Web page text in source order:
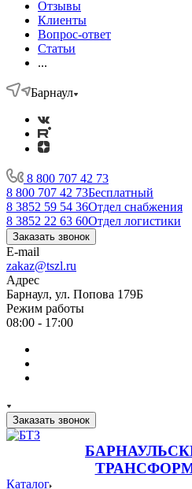
Отзывы
Клиенты
Вопрос-ответ
Статьи
...
Барнаул
8 800 707 42 73
8 800 707 42 73Бесплатный
8 3852 59 54 36Отдел снабжения
8 3852 22 63 60Отдел логистики
Заказать звонок
E-mail
zakaz@tszl.ru
Адрес
Барнаул, ул. Попова 179Б
Режим работы
08:00 - 17:00
Заказать звонок
Каталог